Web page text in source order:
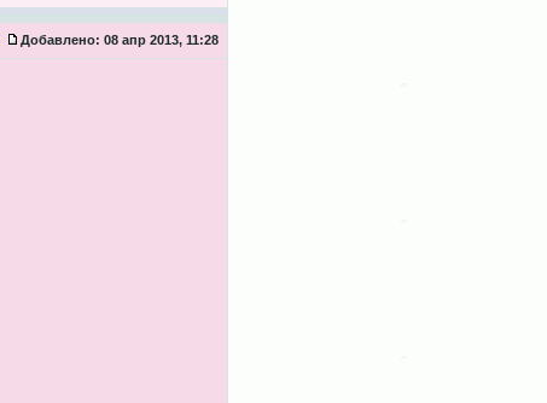
Добавлено: 08 апр 2013, 11:28